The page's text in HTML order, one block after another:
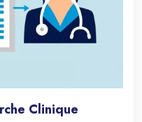
Clinique